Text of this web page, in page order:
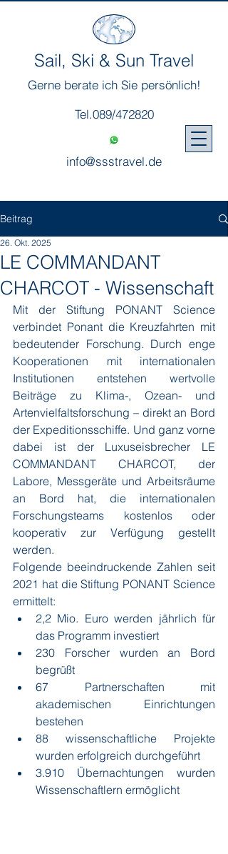
Sail, Ski & Sun Travel
Gerne berate ich Sie persönlich!
Tel.089/472820
info@ssstravel.de
Beitrag
LE COMMANDANT
CHARCOT - Wissenschaft
26. Okt. 2025
Mit der Stiftung PONANT Science
verbindet Ponant die Kreuzfahrten mit
bedeutender Forschung. Durch enge
Kooperationen mit internationalen
Institutionen entstehen wertvolle
Beiträge zu Klima-, Ozean- und
Artenvielfaltsforschung – direkt an Bord
der Expeditionsschiffe. Und ganz vorne
dabei ist der Luxuseisbrecher LE
COMMANDANT CHARCOT, der
Labore, Messgeräte und Arbeitsräume
an Bord hat, die internationalen
Forschungsteams kostenlos oder
kooperativ zur Verfügung gestellt
werden.
Folgende beeindruckende Zahlen seit
2021 hat die Stiftung PONANT Science
ermittelt:
2,2 Mio. Euro werden jährlich für
das Programm investiert
230 Forscher wurden an Bord
begrüßt
67 Partnerschaften mit
akademischen Einrichtungen
bestehen
88 wissenschaftliche Projekte
wurden erfolgreich durchgeführt
3.910 Übernachtungen wurden
Wissenschaftlern ermöglicht